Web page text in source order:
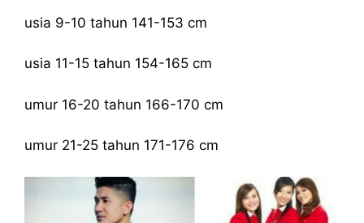
usia 9-10 tahun 141-153 cm
usia 11-15 tahun 154-165 cm
umur 16-20 tahun 166-170 cm
umur 21-25 tahun 171-176 cm